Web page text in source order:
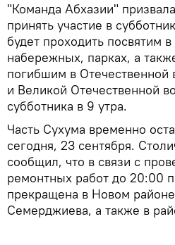
"Команда Абхазии"
принять участие в
будет проходить посвятим
набережных, парках, а
погибшим в Отечественной
и Великой Отечественной
субботника в 9 утра.
Часть Сухума временно
сегодня, 23 сентября.
сообщил, что в связи с
ремонтных работ до 20:00
прекращена в Новом
Семерджиева, а также в